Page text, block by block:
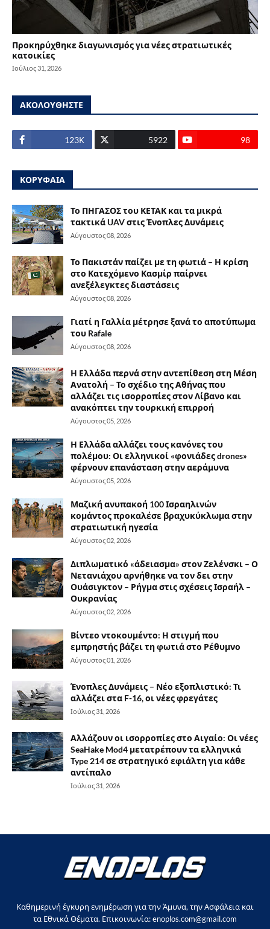
Προκηρύχθηκε διαγωνισμός για νέες στρατιωτικές
κατοικίες
Ιούλιος 31, 2026
ΑΚΟΛΟΥΘΗΣΤΕ
123Κ 5922 98
ΚΟΡΥΦΑΙΑ
Το ΠΗΓΑΣΟΣ του ΚΕΤΑΚ και τα μικρά
τακτικά UAV στις Ένοπλες Δυνάμεις
Αύγουστος 08, 2026
Το Πακιστάν παίζει με τη φωτιά – Η κρίση
στο Κατεχόμενο Κασμίρ παίρνει
ανεξέλεγκτες διαστάσεις
Αύγουστος 08, 2026
Γιατί η Γαλλία μέτρησε ξανά το αποτύπωμα
του Rafale
Αύγουστος 08, 2026
Η Ελλάδα περνά στην αντεπίθεση στη Μέση
Ανατολή – Το σχέδιο της Αθήνας που
αλλάζει τις ισορροπίες στον Λίβανο και
ανακόπτει την τουρκική επιρροή
Αύγουστος 05, 2026
Η Ελλάδα αλλάζει τους κανόνες του
πολέμου: Οι ελληνικοί «φονιάδες drones»
φέρνουν επανάσταση στην αεράμυνα
Αύγουστος 05, 2026
Μαζική ανυπακοή 100 Ισραηλινών
κομάντος προκαλέσε βραχυκύκλωμα στην
στρατιωτική ηγεσία
Αύγουστος 02, 2026
Διπλωματικό «άδειασμα» στον Ζελένσκι – Ο
Νετανιάχου αρνήθηκε να τον δει στην
Ουάσιγκτον – Ρήγμα στις σχέσεις Ισραήλ –
Ουκρανίας
Αύγουστος 02, 2026
Βίντεο ντοκουμέντο: Η στιγμή που
εμπρηστής βάζει τη φωτιά στο Ρέθυμνο
Αύγουστος 01, 2026
Ένοπλες Δυνάμεις – Νέο εξοπλιστικό: Τι
αλλάζει στα F-16, οι νέες φρεγάτες
Ιούλιος 31, 2026
Αλλάζουν οι ισορροπίες στο Αιγαίο: Οι νέες
SeaHake Mod4 μετατρέπουν τα ελληνικά
Type 214 σε στρατηγικό εφιάλτη για κάθε
αντίπαλο
Ιούλιος 31, 2026
Καθημερινή έγκυρη ενημέρωση για την Άμυνα, την Ασφάλεια και
τα Εθνικά Θέματα. Επικοινωνία: enoplos.com@gmail.com